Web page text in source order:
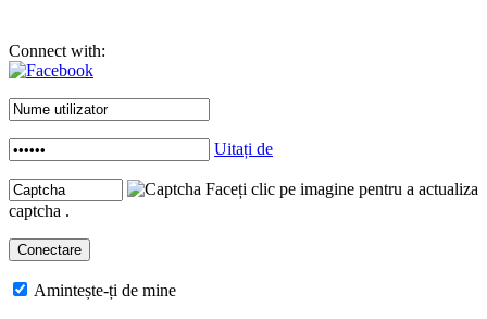
Connect with:
Uitați de
Faceți clic pe imagine pentru a actualiza
captcha .
Amintește-ți de mine